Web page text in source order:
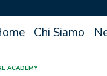
Chi Siamo
ACADEMY